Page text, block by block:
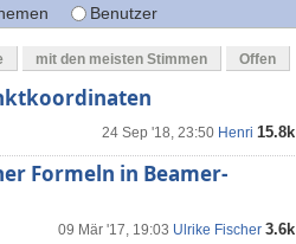
Benutzer
mit den meisten Stimmen Offen
24 Sep '18, 23:50 Henri 15.8k
Formeln in Beamer-
09 Mär '17, 19:03 Ulrike Fischer 3.6k